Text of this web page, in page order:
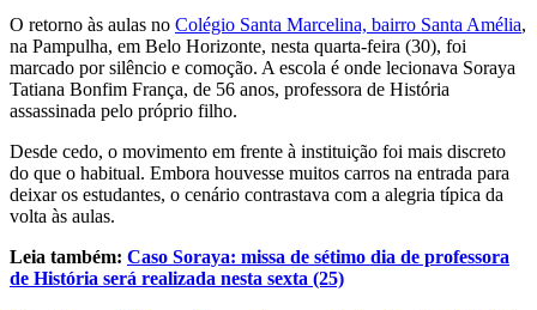
O retorno às aulas no Colégio Santa Marcelina, bairro Santa Amélia,
na Pampulha, em Belo Horizonte, nesta quarta-feira (30), foi
marcado por silêncio e comoção. A escola é onde lecionava Soraya
Tatiana Bonfim França, de 56 anos, professora de História
assassinada pelo próprio filho.
Desde cedo, o movimento em frente à instituição foi mais discreto
do que o habitual. Embora houvesse muitos carros na entrada para
deixar os estudantes, o cenário contrastava com a alegria típica da
volta às aulas.
Leia também: Caso Soraya: missa de sétimo dia de professora
de História será realizada nesta sexta (25)